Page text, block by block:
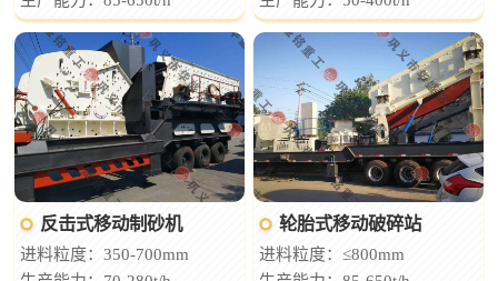
反击式移动制砂机
进料粒度：350-700mm
轮胎式移动破碎站
进料粒度：≤800mm